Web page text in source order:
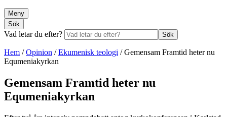
Meny
Sök
Vad letar du efter? Sök
Hem /Opinion /Ekumenisk teologi /Gemensam Framtid heter nu
Equmeniakyrkan
Gemensam Framtid heter nu
Equmeniakyrkan